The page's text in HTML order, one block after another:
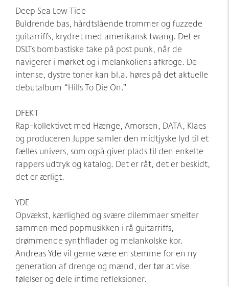
Deep Sea Low Tide
Buldrende bas, hårdtslående trommer og fuzzede
guitarriffs, krydret med amerikansk twang. Det er
DSLTs bombastiske take på post punk, når de
navigerer i mørket og i melankoliens afkroge. De
intense, dystre toner kan bl.a. høres på det aktuelle
debutalbum “Hills To Die On.”
DFEKT
Rap-kollektivet med Hænge, Amorsen, DATA, Klaes
og produceren Juppe samler den midtjyske lyd til et
fælles univers, som også giver plads til den enkelte
rappers udtryk og katalog. Det er råt, det er beskidt,
det er ærligt.
YDE
Opvækst, kærlighed og svære dilemmaer smelter
sammen med popmusikken i rå guitarriffs,
drømmende synthflader og melankolske kor.
Andreas Yde vil gerne være en stemme for en ny
generation af drenge og mænd, der tør at vise
følelser og dele intime refleksioner.